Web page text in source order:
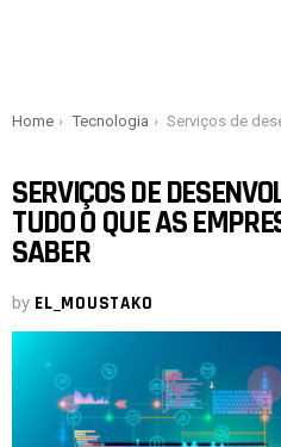
You are here:
Home Tecnologia Serviços de desenvolvimento web – tudo o que as empresas
SERVIÇOS DE
TUDO O QUE AS
SABER
by EL_MOUSTAKO